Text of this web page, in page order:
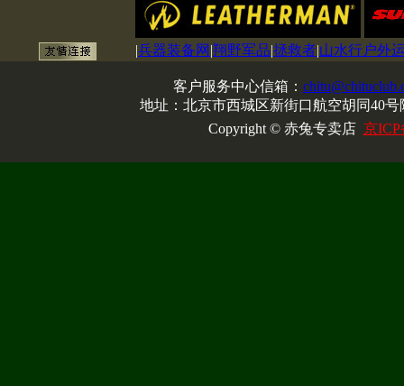
|兵器装备网 |翔野军品|拯救者|山水行户外
客户服务中心信箱：
地址：北京市西城区新街口航空胡同40
Copyright © 赤兔专卖店 京ICP